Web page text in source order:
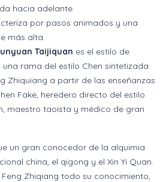
hacia adelante.
por pasos animados y una
más alta.
Taijiquan es el estilo de
una rama del estilo Chen sintetizada
Zhiquiang a partir de las enseñanzas
Fake, heredero directo del estilo
maestro taoísta y médico de gran
un gran conocedor de la alquimia
china, el qigong y el Xin Yi Quan.
Zhiqiang todo su conocimiento,